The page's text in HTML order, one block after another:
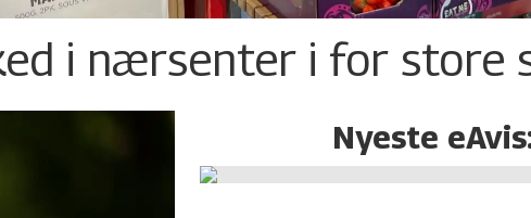
i nærsenter i for store
Nyeste